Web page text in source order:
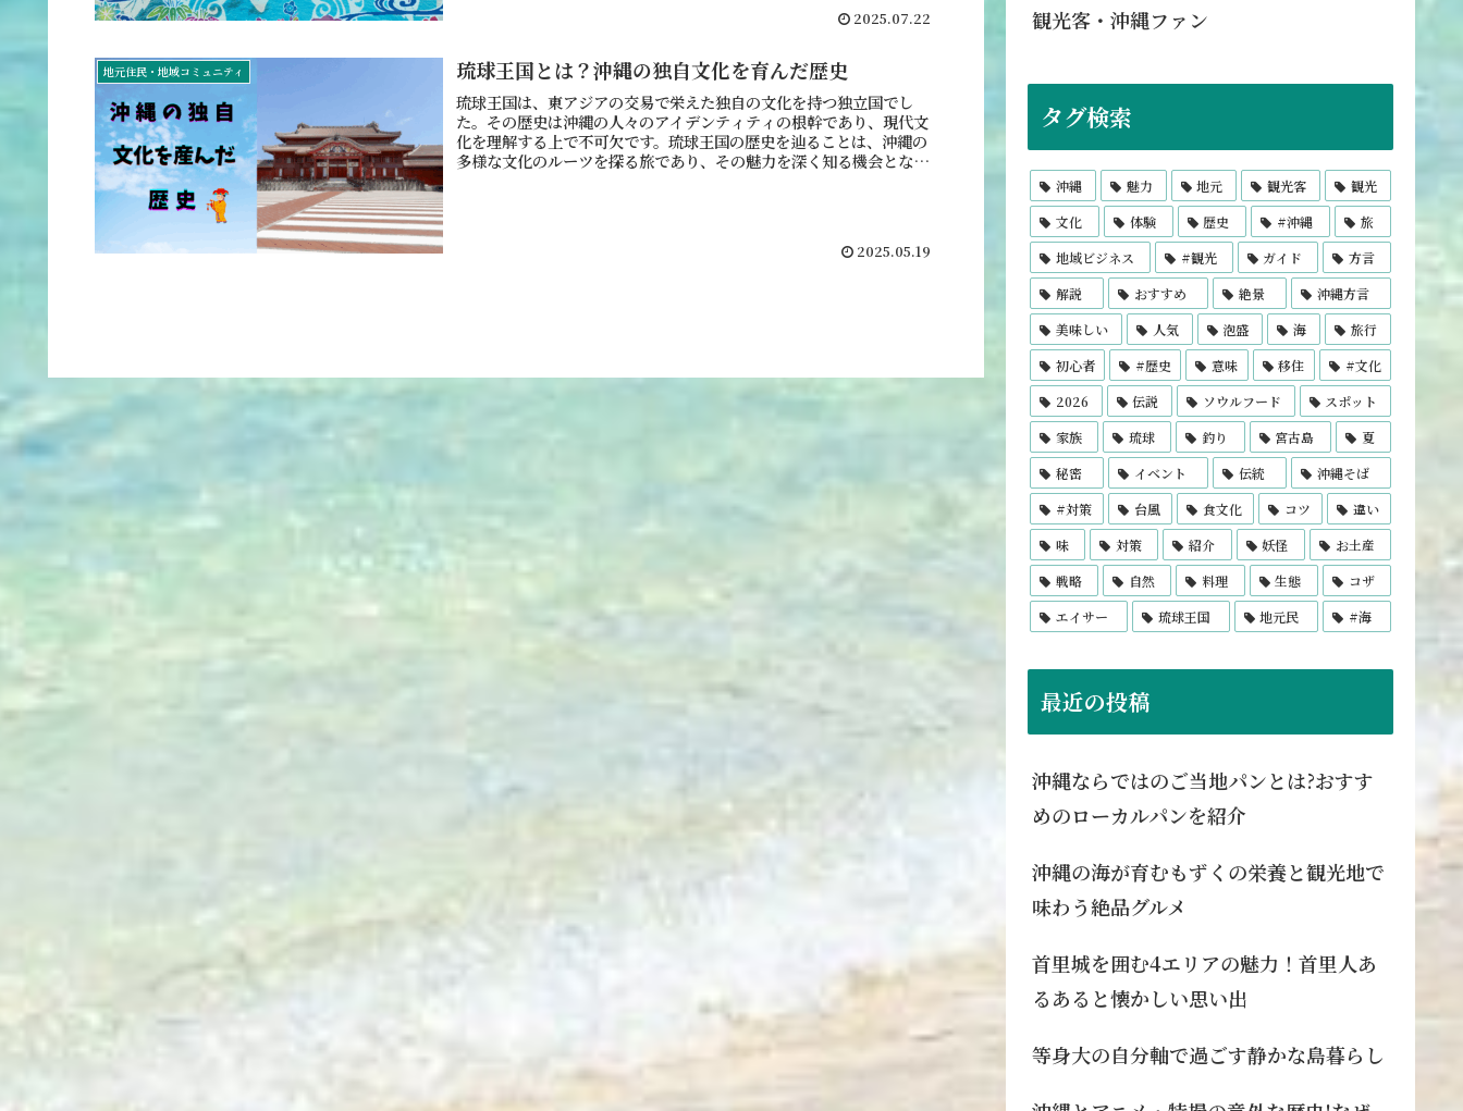
2025.07.22
地元住民・地域コミュニティ 琉球王国とは？沖縄の独自文化を育んだ歴史
琉球王国は、東アジアの交易で栄えた独自の文化を持つ独立国でし
た。その歴史は沖縄の人々のアイデンティティの根幹であり、現代文
化を理解する上で不可欠です。琉球王国の歴史を辿ることは、沖縄の
多様な文化のルーツを探る旅であり、その魅力を深く知る機会となる
2025.05.19
観光客・沖縄ファン
タグ検索
沖縄 魅力 地元 観光客
観光
文化
体験 歴史 #沖縄
旅
地域ビジネス
#観光 ガイド
方言
解説
おすすめ 絶景
沖縄方言
美味しい
人気 泡盛 海
旅行
初心者
#歴史 意味 移住
#文化
2026
伝説 ソウルフード
スポット
家族
琉球 釣り 宮古島
夏
秘密
イベント 伝統
沖縄そば
#対策
台風 食文化 コツ
違い
味
対策 紹介 妖怪
お土産
戦略
自然 料理 生態
コザ
エイサー
琉球王国 地元民 #海
最近の投稿
沖縄ならではのご当地パンとは?おすす
めのローカルパンを紹介
沖縄の海が育むもずくの栄養と観光地で
味わう絶品グルメ
首里城を囲む4エリアの魅力！首里人あ
るあると懐かしい思い出
等身大の自分軸で過ごす静かな島暮らし